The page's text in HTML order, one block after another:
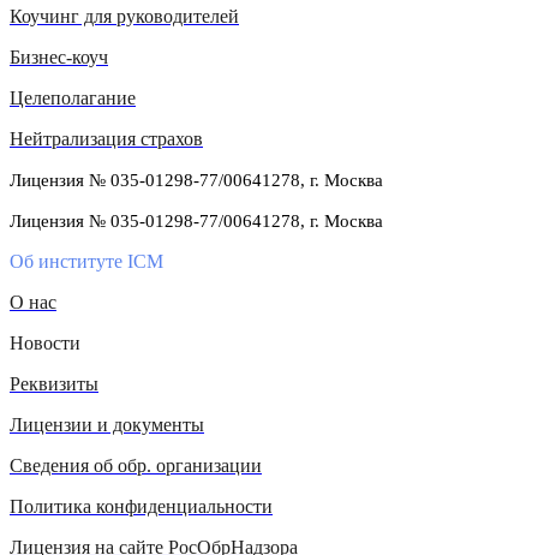
Коучинг для руководителей
Бизнес-коуч
Целеполагание
Нейтрализация страхов
Лицензия № 035-01298-77/00641278, г. Москва
Лицензия № 035-01298-77/00641278, г. Москва
Об институте ICM
О нас
Новости
Реквизиты
Лицензии и документы
Сведения об обр. организации
Политика конфиденциальности
Лицензия на сайте РосОбрНадзора